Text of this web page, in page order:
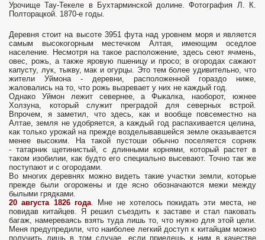
Урочище Тау-Текеле в Бухтарминской долине. Фотография Л. К.
Полторацкой. 1870-е годы.
Деревня стоит на высоте 3951 фута над уровнем моря и является
самым высокогорным местечком Алтая, имеющим оседлое
население. Несмотря на такое расположение, здесь сеют ячмень,
овес, рожь, а также яровую пшеницу и просо; в огородах сажают
капусту, лук, тыкву, мак и огурцы. Это тем более удивительно, что
жители Уймона - деревни, расположенной гораздо ниже,
жаловались на то, что рожь вызревает у них не каждый год.
Однако Уймон лежит севернее, а Фыкалка, наоборот, южнее
Холзуна, который служит преградой для северных встрой.
Впрочем, я заметил, что здесь, как и вообще повсеместно на
Алтае, земля не удобряется, а каждый год распахивается целина,
как только урожай на прежде возделывавшейся земле оказывается
менее высоким. На такой пустоши обычно поселяется сорняк
- татарник щетинистый, с длинными корнями, который растет в
таком изобилии, как будто его специально высевают. Точно так же
поступают и с огородами.
Во многих деревнях можно видеть такие участки земли, которые
прежде были огорожены и где ясно обозначаются межи между
былыми грядками.
20 августа 1826 года.
Мне не хотелось покидать эти места, не
повидав китайцев. Я решил съездить к заставе и стал паковать
багаж, намереваясь взять туда лишь то, что нужно для этой цели.
Меня предупредили, что наиболее легкий доступ к китайцам можно
получить лишь в том случае, если приедешь к ним в качестве